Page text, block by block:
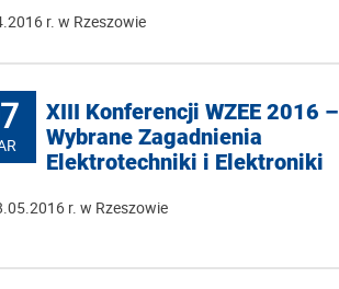
r. w Rzeszowie
XIII Konferencji WZEE 2016 –
Wybrane Zagadnienia
Elektrotechniki i Elektroniki
r. w Rzeszowie